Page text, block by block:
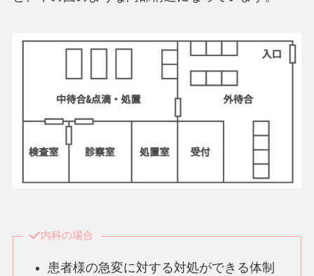
内科の場合
患者様の急変に対する対処ができる体制